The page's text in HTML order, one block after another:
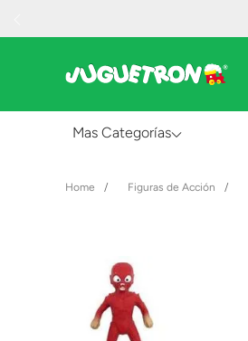
Mas Categorías
Creatividad y Arte
Figuras de Acción
Figuras de Acción